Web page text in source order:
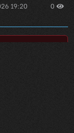
19:20 0